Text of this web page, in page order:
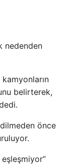
nedenden
belirterek,
önce